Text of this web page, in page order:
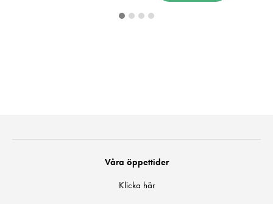
Våra öppettider
Klicka här